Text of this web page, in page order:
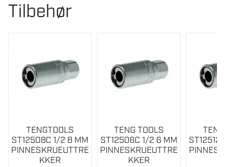
10
MM
Tilbehør
TENGTOOLS
ST12508C 1/2 8 MM
PINNESKRUEUTTRE
KKER
TENG TOOLS
ST12506C 1/2 6 MM
PINNESKRUEUTTRE
KKER